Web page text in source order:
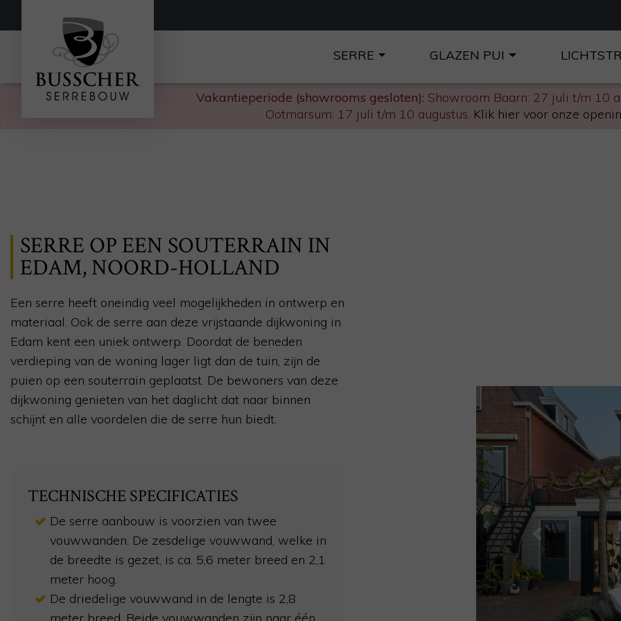
Vakantieperiode (showrooms gesloten): Showroom Baarn: 27 juli t/m 10
Ootmarsum: 17 juli t/m 10 augustus. Klik hier voor onze
SERRE GLAZEN PUI
Previous
SERRE OP EEN SOUTERRAIN IN
EDAM, NOORD-HOLLAND
Een serre heeft oneindig veel mogelijkheden in ontwerp en
materiaal. Ook de serre aan deze vrijstaande dijkwoning in
Edam kent een uniek ontwerp. Doordat de beneden
verdieping van de woning lager ligt dan de tuin, zijn de
puien op een souterrain geplaatst. De bewoners van deze
dijkwoning genieten van het daglicht dat naar binnen
schijnt en alle voordelen die de serre hun biedt.
TECHNISCHE SPECIFICATIES
De serre aanbouw is voorzien van twee
vouwwanden. De zesdelige vouwwand, welke in
de breedte is gezet, is ca. 5,6 meter breed en 2,1
meter hoog.
De driedelige vouwwand in de lengte is 2,8